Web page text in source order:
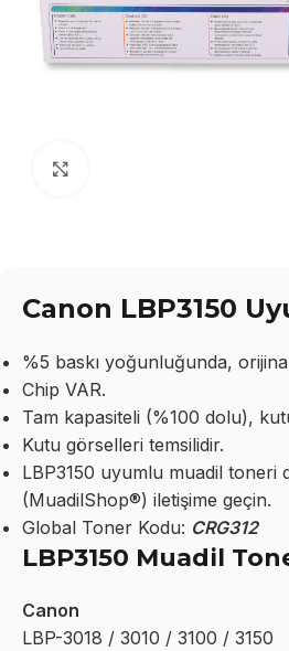
Canon LBP3150
%5 baskı yoğunluğunda,
Chip VAR.
Tam kapasiteli (%100 dolu),
Kutu görselleri temsilidir.
LBP3150 uyumlu muadil toneri
(MuadilShop®) iletişime geçin.
Global Toner Kodu: CRG312
LBP3150 Muadil
Canon
LBP-3018 / 3010 / 3100 / 3150